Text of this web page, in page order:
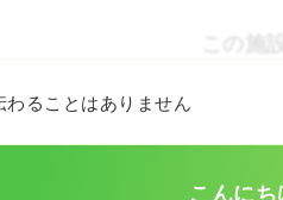
この施
ることはありません
こんに